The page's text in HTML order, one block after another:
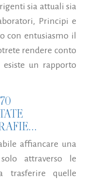
sia attuali sia
Principi e
con entusiasmo il
rendere conto
un rapporto
affiancare una
attraverso le
trasferire quelle